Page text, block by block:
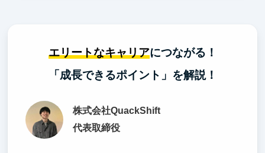
エリートなキャリアにつながる！
「成長できるポイント」を解説！
株式会社QuackShift
代表取締役